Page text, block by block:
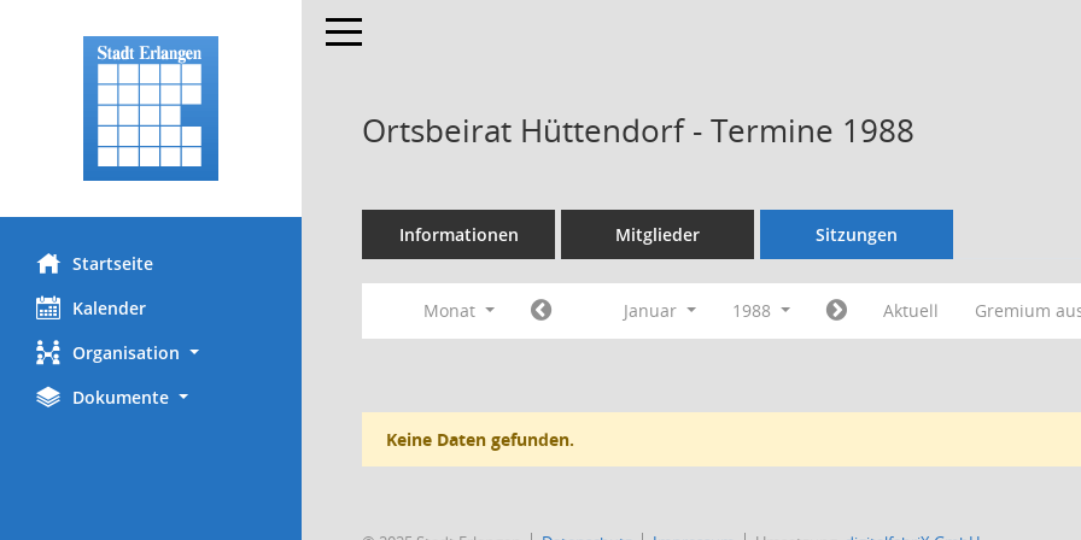
Startseite
Kalender
Organisation
Dokumente
Toggle navigation
Ortsbeirat Hüttendorf - Termine 1988
Informationen Mitglieder Sitzungen
Monat Januar 1988 Aktuell Gremium
Keine Daten gefunden.